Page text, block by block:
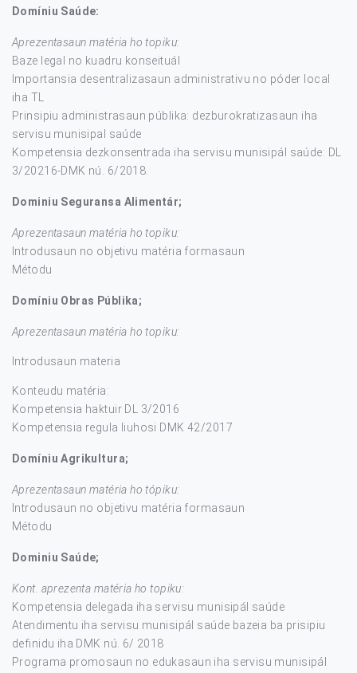
Domíniu Saúde:
Aprezentasaun matéria ho topiku:
Baze legal no kuadru konseituál
Importansia desentralizasaun administrativu no póder local
iha TL
Prinsipiu administrasaun públika: dezburokratizasaun iha
servisu munisipal saúde
Kompetensia dezkonsentrada iha servisu munisipál saúde: DL
3/20216-DMK nú. 6/2018.
Dominiu Seguransa Alimentár;
Aprezentasaun matéria ho topiku:
Introdusaun no objetivu matéria formasaun
Métodu
Domíniu Obras Públika;
Aprezentasaun matéria ho topiku:
Introdusaun materia
Konteudu matéria:
Kompetensia haktuir DL 3/2016
Kompetensia regula liuhosi DMK 42/2017
Domíniu Agrikultura;
Aprezentasaun matéria ho tópiku:
Introdusaun no objetivu matéria formasaun
Métodu
Dominiu Saúde;
Kont. aprezenta matéria ho topiku:
Kompetensia delegada iha servisu munisipál saúde
Atendimentu iha servisu munisipál saúde bazeia ba prisipiu
definidu iha DMK nú. 6/ 2018
Programa promosaun no edukasaun iha servisu munisipál